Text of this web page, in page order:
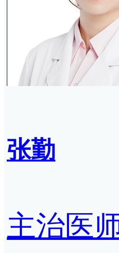
张勤
主治医